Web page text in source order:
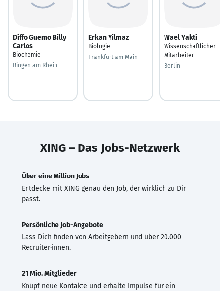
Diffo Guemo Billy
Carlos
Biochemie
Bingen am Rhein
Erkan Yilmaz
Biologie
Frankfurt am Main
Wael Yakti
Wissenschaftlicher
Mitarbeiter
Berlin
XING – Das Jobs-Netzwerk
Über eine Million Jobs
Entdecke mit XING genau den Job, der wirklich zu Dir
passt.
Persönliche Job-Angebote
Lass Dich finden von Arbeitgebern und über 20.000
Recruiter·innen.
21 Mio. Mitglieder
Knüpf neue Kontakte und erhalte Impulse für ein